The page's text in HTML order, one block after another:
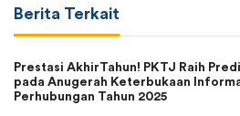
Berita Terkait
Prestasi AkhirTahun! PKTJ Raih
pada Anugerah Keterbukaan
Perhubungan Tahun 2025